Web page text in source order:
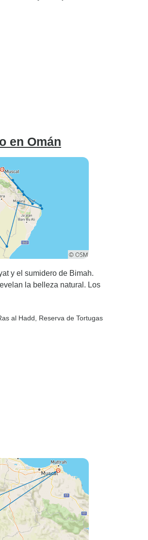
en Omán
y el sumidero de Bimah.
la belleza natural. Los
al Hadd , Reserva de Tortugas